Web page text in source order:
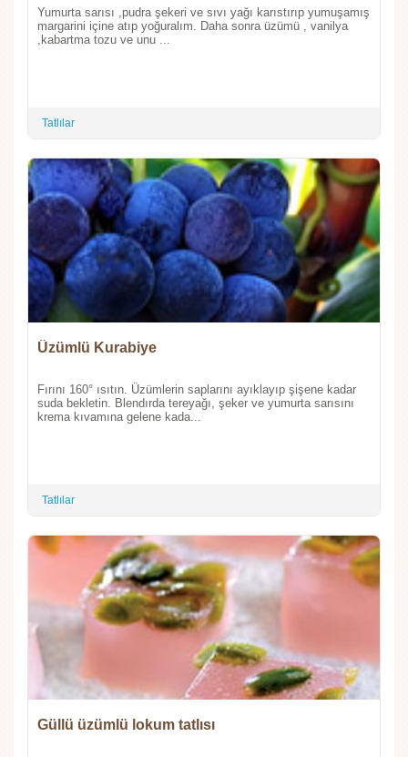
Yumurta sarısı ,pudra şekeri ve sıvı yağı karıstırıp yumuşamış
margarini içine atıp yoğuralım. Daha sonra üzümü , vanilya
,kabartma tozu ve unu ...
Tatlılar
Üzümlü Kurabiye
Fırını 160° ısıtın. Üzümlerin saplarını ayıklayıp şişene kadar
suda bekletin. Blendırda tereyağı, şeker ve yumurta sarısını
krema kıvamına gelene kada...
Tatlılar
Güllü üzümlü lokum tatlısı